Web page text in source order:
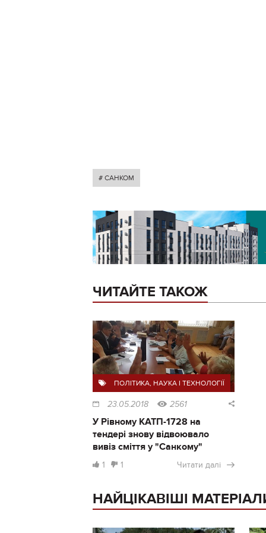
# САНКОМ
ЧИТАЙТЕ ТАКОЖ
ПОЛІТИКА НАУКА І ТЕХНОЛОГІЇ
23.05.2018 2561
У Рівному КАТП-1728 на
тендері знову відвоювало
вивіз сміття у "Санкому"
1 1 Читати далі
НАЙЦІКАВІШІ